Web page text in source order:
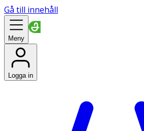
Gå till innehåll
Meny
Logga in